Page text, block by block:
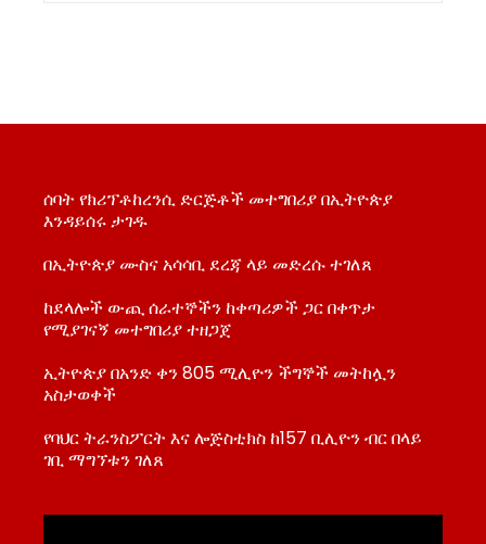
ሰባት የክሪፕቶከረንሲ ድርጅቶች መተግበሪያ በኢትዮጵያ
እንዳይሰሩ ታገዱ
በኢትዮጵያ ሙስና አሳሳቢ ደረጃ ላይ መድረሱ ተገለጸ
ከደላሎች ውጪ ሰራተኞችን ከቀጣሪዎች ጋር በቀጥታ
የሚያገናኝ መተግበሪያ ተዘጋጀ
ኢትዮጵያ በአንድ ቀን 805 ሚሊዮን ችግኞች መትከሏን
አስታወቀች
የባህር ትራንስፖርት እና ሎጅስቲክስ ከ157 ቢሊዮን ብር በላይ
ገቢ ማግኘቱን ገለጸ